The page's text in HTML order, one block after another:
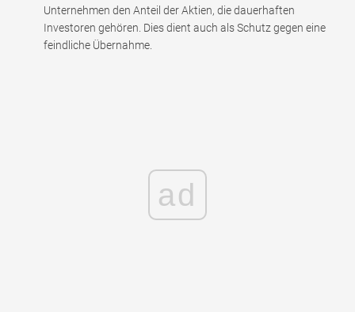
Unternehmen den Anteil der Aktien, die dauerhaften
Investoren gehören. Dies dient auch als Schutz gegen eine
feindliche Übernahme.
ad